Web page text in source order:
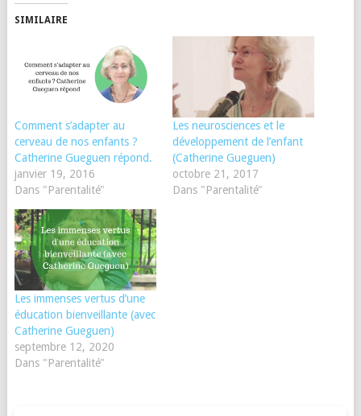
SIMILAIRE
Comment s’adapter au
cerveau de nos enfants ?
Catherine Gueguen répond.
janvier 19, 2016
Dans "Parentalité"
Les neurosciences et le
développement de l’enfant
(Catherine Gueguen)
octobre 21, 2017
Dans "Parentalité"
Les immenses vertus d’une
éducation bienveillante (avec
Catherine Gueguen)
septembre 12, 2020
Dans "Parentalité"